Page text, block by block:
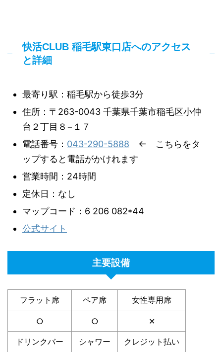
快活CLUB 稲毛駅東口店へのアクセス
と詳細
最寄り駅：稲毛駅から徒歩3分
住所：〒263-0043 千葉県千葉市稲毛区小仲
台２丁目８−１７
電話番号： 043-290-5888 ← こちらをタ
ップすると電話がかけれます
営業時間：24時間
定休日：なし
マップコード：6 206 082*44
公式サイト
主要設備
フラット席 ペア席 女性専用席
○ ○ ✕
ドリンクバー シャワー クレジット払い